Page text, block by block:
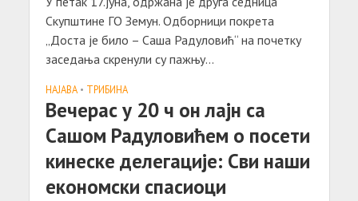
Скупштине ГО Земун. Одборници покрета
„Доста је било – Саша Радуловић“ на почетку
заседања скренули су пажњу...
НАЈАВА • ТРИБИНА
Вечерас у 20 ч он лајн са
Сашом Радуловићем о посети
кинеске делегације: Сви наши
економски спасиоци